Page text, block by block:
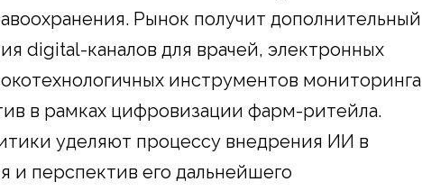
Рынок получит дополнительный
digital-каналов для врачей, электронных
инструментов мониторинга
в рамках цифровизации фарм-ритейла.
уделяют процессу внедрения ИИ в
и перспектив его дальнейшего